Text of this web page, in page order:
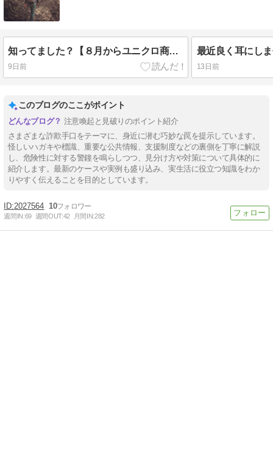
知ってました？【８月からユニクロ商品が１着１０００円値上がりします！】
9日前 13日前
このブログのここがポイント
注意喚起と見破りのポイント紹介
さまざまな詐欺手口をテーマに、身近に潜む巧妙な罠を提示しています。
怪しいハガキや標識、重要な公共情報、支援制度などの裏側を丁寧に解説
し、危険性に対する警鐘を鳴らしつつ、見分け方や対策について具体的に
紹介します。最新のケースや実例も盛り込み、実生活に役立つ知識をわか
りやすく伝えることを目的としています。
2027564 10
週間IN:69 週間OUT:42 月間IN:282